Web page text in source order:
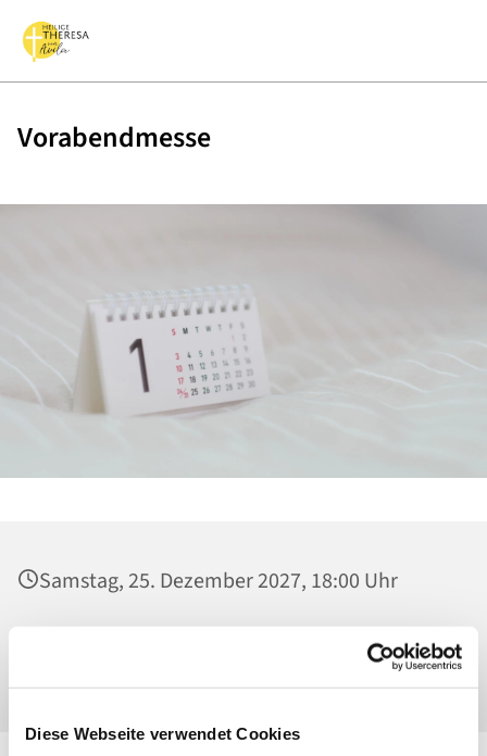
Diese Webseite verwendet Cookies
Vorabendmesse
Samstag, 25. Dezember 2027, 18:00 Uhr
St. Josef - Berlin-Weißensee, Pfarrkirche,